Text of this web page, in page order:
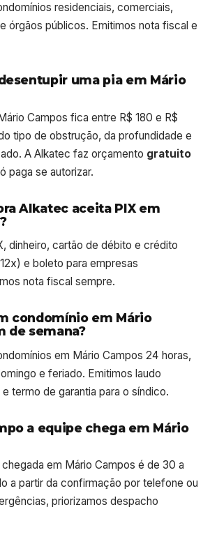
residenciais, comerciais,
órgãos públicos. Emitimos nota fiscal e
uma pia em Mário
Campos fica entre R$ 180 e R$
tipo de obstrução, da profundidade e
A Alkatec faz orçamento gratuito
paga se autorizar.
Alkatec aceita PIX em
dinheiro, cartão de débito e crédito
e boleto para empresas
nota fiscal sempre.
condomínio em Mário
de semana?
em Mário Campos 24 horas,
e feriado. Emitimos laudo
termo de garantia para o síndico.
a equipe chega em Mário
em Mário Campos é de 30 a
a partir da confirmação por telefone ou
priorizamos despacho